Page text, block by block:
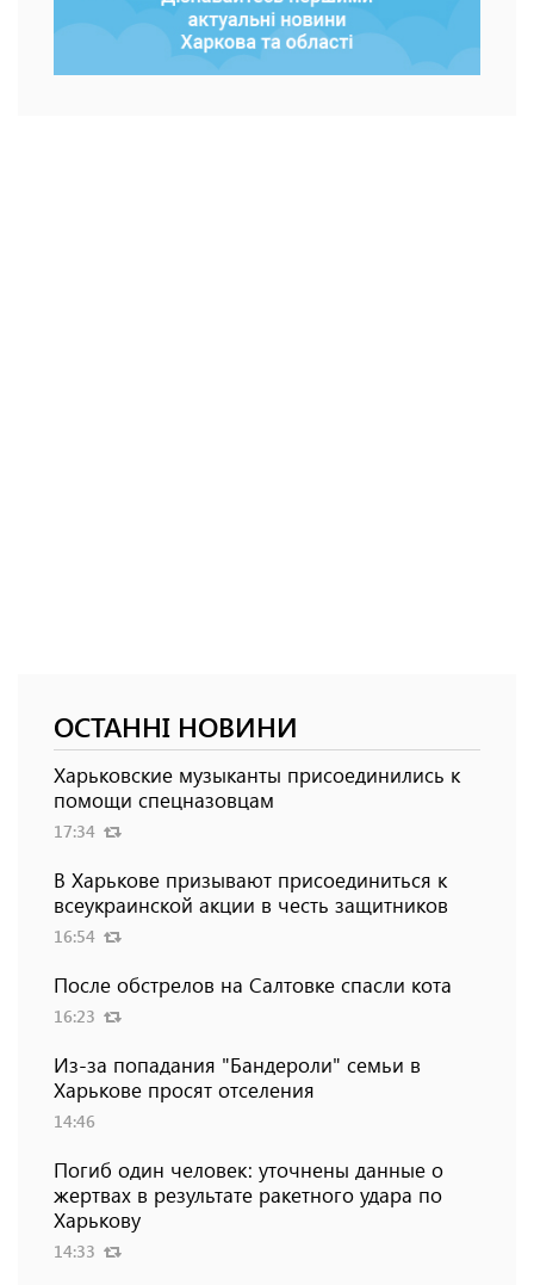
ОСТАННІ НОВИНИ
Харьковские музыканты присоединились к
помощи спецназовцам
17:34
В Харькове призывают присоединиться к
всеукраинской акции в честь защитников
16:54
После обстрелов на Салтовке спасли кота
16:23
Из-за попадания "Бандероли" семьи в
Харькове просят отселения
14:46
Погиб один человек: уточнены данные о
жертвах в результате ракетного удара по
Харькову
14:33